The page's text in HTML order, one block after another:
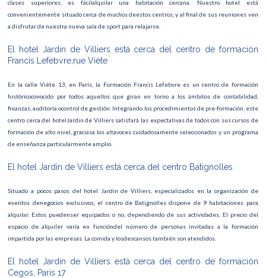
clases superiores, es fácilalquilar una habitación cercana. Nuestro hotel está
convenientemente situado cerca de muchos deestos centros, y al final de sus reuniones ven
a disfrutar de nuestra nueva sala de sport para relajarse.
El hotel Jardin de Villiers está cerca del centro de formación
Francis Lefebvre,rue Viète
En la calle Viète 13, en París, la Formación Francis Lefebvre es un centro de formación
históricoconocido por todos aquellos que giran en torno a los ámbitos de contabilidad,
finanzas, auditoría ocontrol de gestión. Integrando los procedimientos de pre-formación, este
centro cerca del hotelJardin de Villiers satisfará las expectativas de todos con sus cursos de
formación de alto nivel, graciasa los altavoces cuidadosamente seleccionados y un programa
de enseñanza particularmente amplio.
El hotel Jardin de Villiers está cerca del centro Batignolles
Situado a pocos pasos del hotel Jardin de Villiers, especializados en la organización de
eventos denegocios exclusivos, el centro de Batignolles dispone de 9 habitaciones para
alquilar. Estos puedenser equipados o no, dependiendo de sus actividades. El precio del
espacio de alquiler varía en funcióndel número de personas invitadas a la formación
impartida por las empresas. La comida y losdescansos también son atendidos.
El hotel Jardin de Villiers está cerca del centro de formación
Cegos, Paris 17